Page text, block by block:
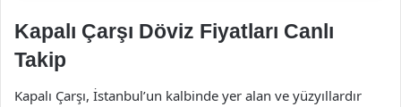
Kapalı Çarşı Döviz Fiyatları Canlı
Takip
Kapalı Çarşı, İstanbul’un kalbinde yer alan ve yüzyıllardır